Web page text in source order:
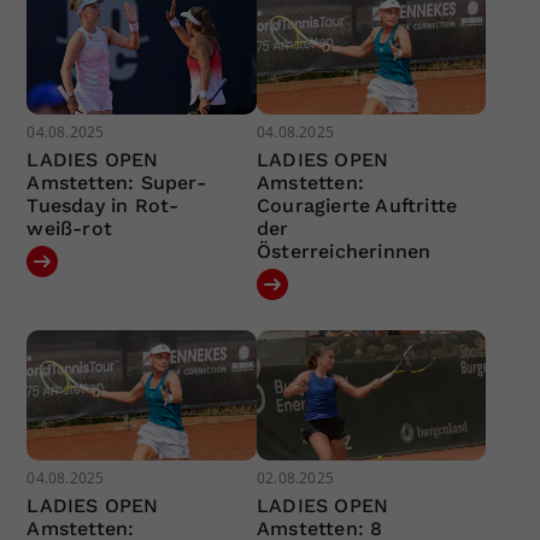
04.08.2025
LADIES OPEN
Amstetten: Super-
Tuesday in Rot-
weiß-rot
04.08.2025
LADIES OPEN
Amstetten:
Couragierte Auftritte
der
Österreicherinnen
04.08.2025
LADIES OPEN
Amstetten:
02.08.2025
LADIES OPEN
Amstetten: 8